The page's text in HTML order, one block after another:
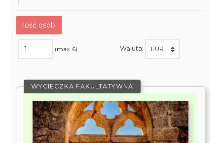
Ilość osób:
(max. 6) Waluta:
WYCIECZKA FAKULTATYWNA